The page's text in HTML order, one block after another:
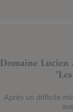
Domaine
Après un difficile